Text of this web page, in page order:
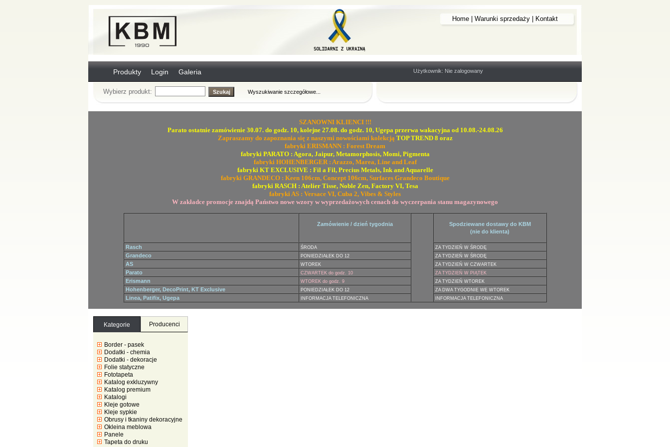
Home Warunki sprzedaży Kontakt
Produkty Login Galeria Użytkownik: Nie zalogowany
Wybierz produkt: Wyszukiwanie szczegółowe...
SZANOWNI KLIENCI !!!
Parato ostatnie zamówienie 30.07. do godz. 10, kolejne 27.08. do godz. 10, Ugepa przerwa wakacyjna od 10.08.-24.08.26
Zapraszamy do zapoznania się z naszymi nowościami kolekcją TOP TREND 8 oraz
fabryki ERISMANN : Forest Dream
fabryki PARATO : Agora, Jaipur, Metamorphosis, Momi, Pigmenta
fabryki HOHENBERGER : Arazzo, Marea, Line and Leaf
fabryki KT EXCLUSIVE : Fil a Fil, Precius Metals, Ink and Aquarelle
fabryki GRANDECO : Keen 106cm, Concept 106cm, Surfaces Grandeco Boutique
fabryki RASCH : Atelier Tisse, Noble Zen, Factory VI, Tesa
fabryki AS : Versace VI, Cuba 2, Vibes & Styles
W zakładce promocje znajdą Państwo nowe wzory w wyprzedażowych cenach do wyczerpania stanu magazynowego
Zamówienie / dzień tygodnia
Spodziewane dostawy do KBM
(nie do klienta)
Rasch ŚRODA ZA TYDZIEŃ W ŚRODĘ
Grandeco PONIEDZIAŁEK DO 12 ZA TYDZIEŃ W ŚRODĘ
AS WTOREK ZA TYDZIEŃ W CZWARTEK
Parato CZWARTEK do godz. 10 ZA TYDZIEŃ W PIĄTEK
Erismann WTOREK do godz. 9 ZA TYDZIEŃ WTOREK
Hohenberger, DecoPrint, KT Exclusive PONIEDZIAŁEK DO 12 ZA DWA TYGODNIE WE WTOREK
Linea, Patifix, Ugepa INFORMACJA TELEFONICZNA INFORMACJA TELEFONICZNA
Kategorie Producenci
Border - pasek
Dodatki - chemia
Dodatki - dekoracje
Folie statyczne
Fototapeta
Katalog exkluzywny
Katalog premium
Katalogi
Kleje gotowe
Kleje sypkie
Obrusy i tkaniny dekoracyjne
Okleina meblowa
Panele
Tapeta do druku